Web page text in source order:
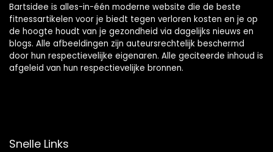
Bartsidee is alles-in-één moderne website die de beste
fitnessartikelen voor je biedt tegen verloren kosten en je op
de hoogte houdt van je gezondheid via dagelijks nieuws en
blogs. Alle afbeeldingen zijn auteursrechtelijk beschermd
door hun respectievelijke eigenaren. Alle geciteerde inhoud is
afgeleid van hun respectievelijke bronnen.
Snelle Links